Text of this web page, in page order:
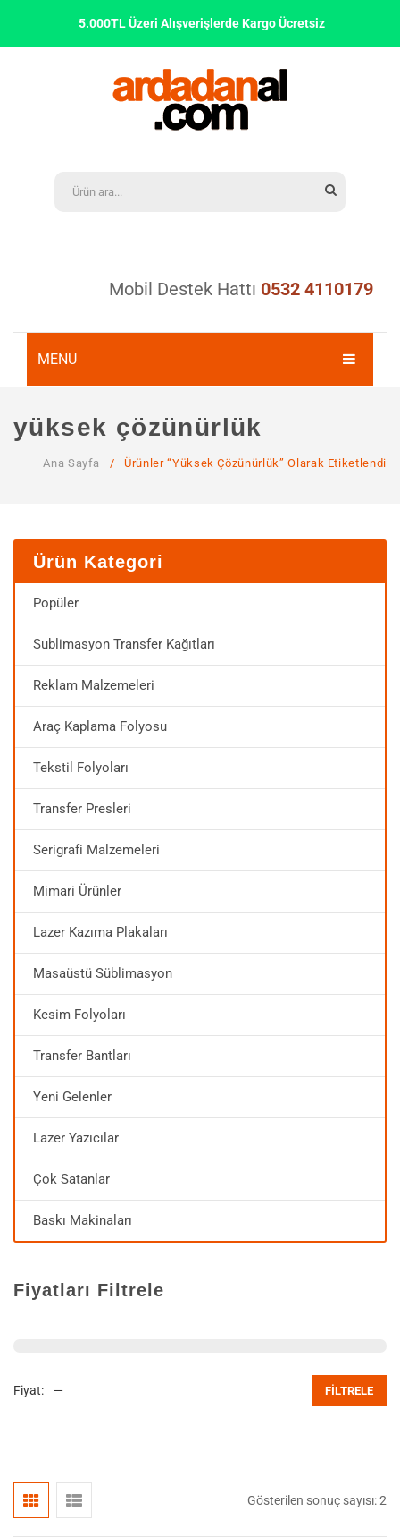
5.000TL Üzeri Alışverişlerde Kargo Ücretsiz
Mobil Destek Hattı 0532 4110179
MENU
MAĞAZA
SSS
İLETIŞIM
yüksek çözünürlük
Ana Sayfa / Ürünler “yüksek Çözünürlük” Olarak Etiketlendi
Ürün Kategori
Popüler
Sublimasyon Transfer Kağıtları
Reklam Malzemeleri
Araç Kaplama Folyosu
Tekstil Folyoları
Transfer Presleri
Serigrafi Malzemeleri
Mimari Ürünler
Lazer Kazıma Plakaları
Masaüstü Süblimasyon
Kesim Folyoları
Transfer Bantları
Yeni Gelenler
Lazer Yazıcılar
Çok Satanlar
Baskı Makinaları
Fiyatları Filtrele
FILTRELE
Fiyat: —
Gösterilen sonuç sayısı: 2